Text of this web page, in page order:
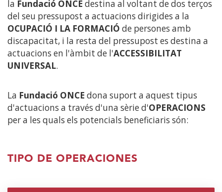
la Fundació ONCE destina al voltant de dos terços
del seu pressupost a actuacions dirigides a la
OCUPACIÓ I LA FORMACIÓ de persones amb
discapacitat, i la resta del pressupost es destina a
actuacions en l'àmbit de l'ACCESSIBILITAT
UNIVERSAL.
La Fundació ONCE dona suport a aquest tipus
d'actuacions a través d'una sèrie d'OPERACIONS
per a les quals els potencials beneficiaris són:
TIPO DE OPERACIONES